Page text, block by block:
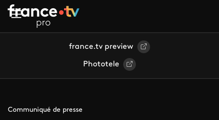
Aller au contenu principal
france.tv preview
Phototele
Communiqué de presse